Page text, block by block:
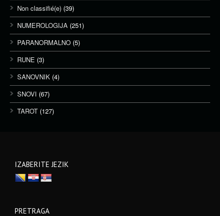
Non classifié(e) (39)
NUMEROLOGIJA (251)
PARANORMALNO (5)
RUNE (3)
SANOVNIK (4)
SNOVI (67)
TAROT (127)
IZABERITE JEZIK
PRETRAGA